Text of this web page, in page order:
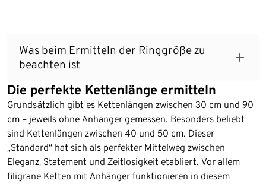
Was beim Ermitteln der Ringgröße zu
beachten ist
Die perfekte Kettenlänge ermitteln
Grundsätzlich gibt es Kettenlängen zwischen 30 cm und 90
cm – jeweils ohne Anhänger gemessen. Besonders beliebt
sind Kettenlängen zwischen 40 und 50 cm. Dieser
„Standard“ hat sich als perfekter Mittelweg zwischen
Eleganz, Statement und Zeitlosigkeit etabliert. Vor allem
filigrane Ketten mit Anhänger funktionieren in diesem